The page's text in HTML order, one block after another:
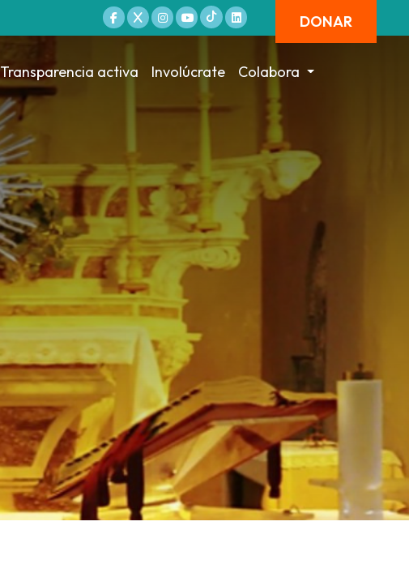
DONAR
Transparencia activa Involúcrate Colabora